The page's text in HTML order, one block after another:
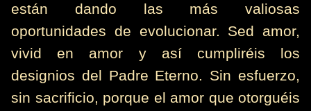
están dando las más valiosas
oportunidades de evolucionar. Sed amor,
vivid en amor y así cumpliréis los
designios del Padre Eterno. Sin esfuerzo,
sin sacrificio, porque el amor que otorguéis